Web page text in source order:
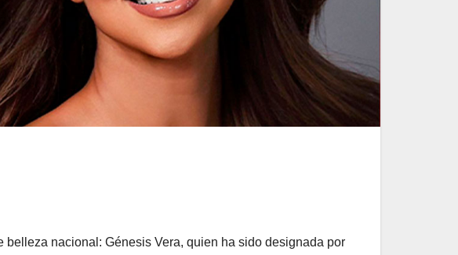
belleza nacional: Génesis Vera, quien ha sido designada por